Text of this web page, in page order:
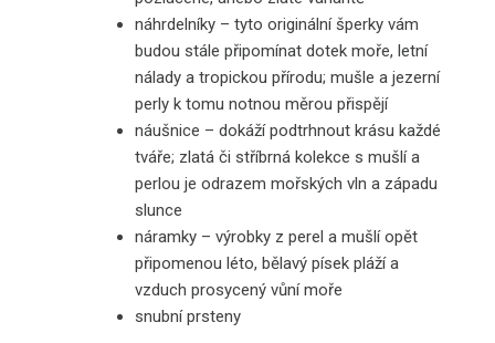
náhrdelníky – tyto originální šperky vám
budou stále připomínat dotek moře, letní
nálady a tropickou přírodu; mušle a jezerní
perly k tomu notnou měrou přispějí
náušnice – dokáží podtrhnout krásu každé
tváře; zlatá či stříbrná kolekce s mušlí a
perlou je odrazem mořských vln a západu
slunce
náramky – výrobky z perel a mušlí opět
připomenou léto, bělavý písek pláží a
vzduch prosycený vůní moře
snubní prsteny